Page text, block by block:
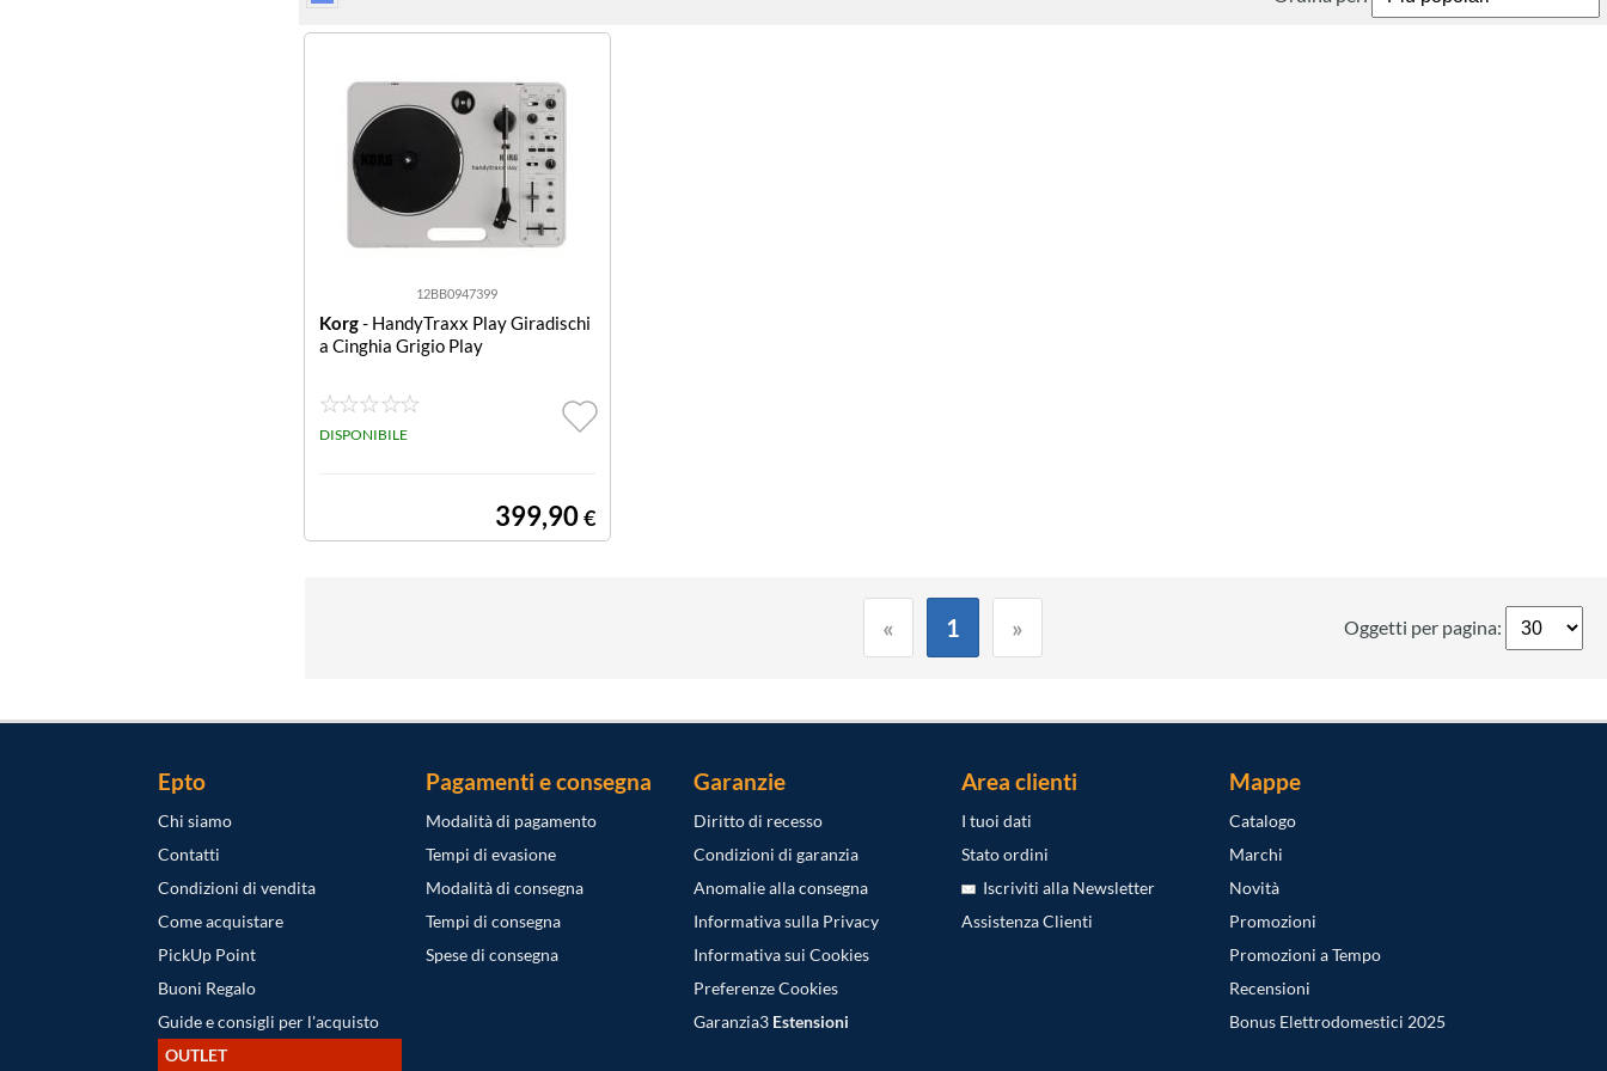
12BB0947399
Korg- HandyTraxx Play Giradischi
a Cinghia Grigio Play
DISPONIBILE
399,90€
« 1 » Oggetti per pagina:
Epto
Chi siamo
Contatti
Condizioni di vendita
Come acquistare
PickUp Point
Buoni Regalo
Guide e consigli per l'acquisto
OUTLET
Pagamenti e consegna
Modalità di pagamento
Tempi di evasione
Modalità di consegna
Tempi di consegna
Spese di consegna
Garanzie
Diritto di recesso
Condizioni di garanzia
Anomalie alla consegna
Informativa sulla Privacy
Informativa sui Cookies
Preferenze Cookies
Garanzia3 Estensioni
Area clienti
I tuoi dati
Stato ordini
Iscriviti alla Newsletter
Assistenza Clienti
Mappe
Catalogo
Marchi
Novità
Promozioni
Promozioni a Tempo
Recensioni
Bonus Elettrodomestici 2025